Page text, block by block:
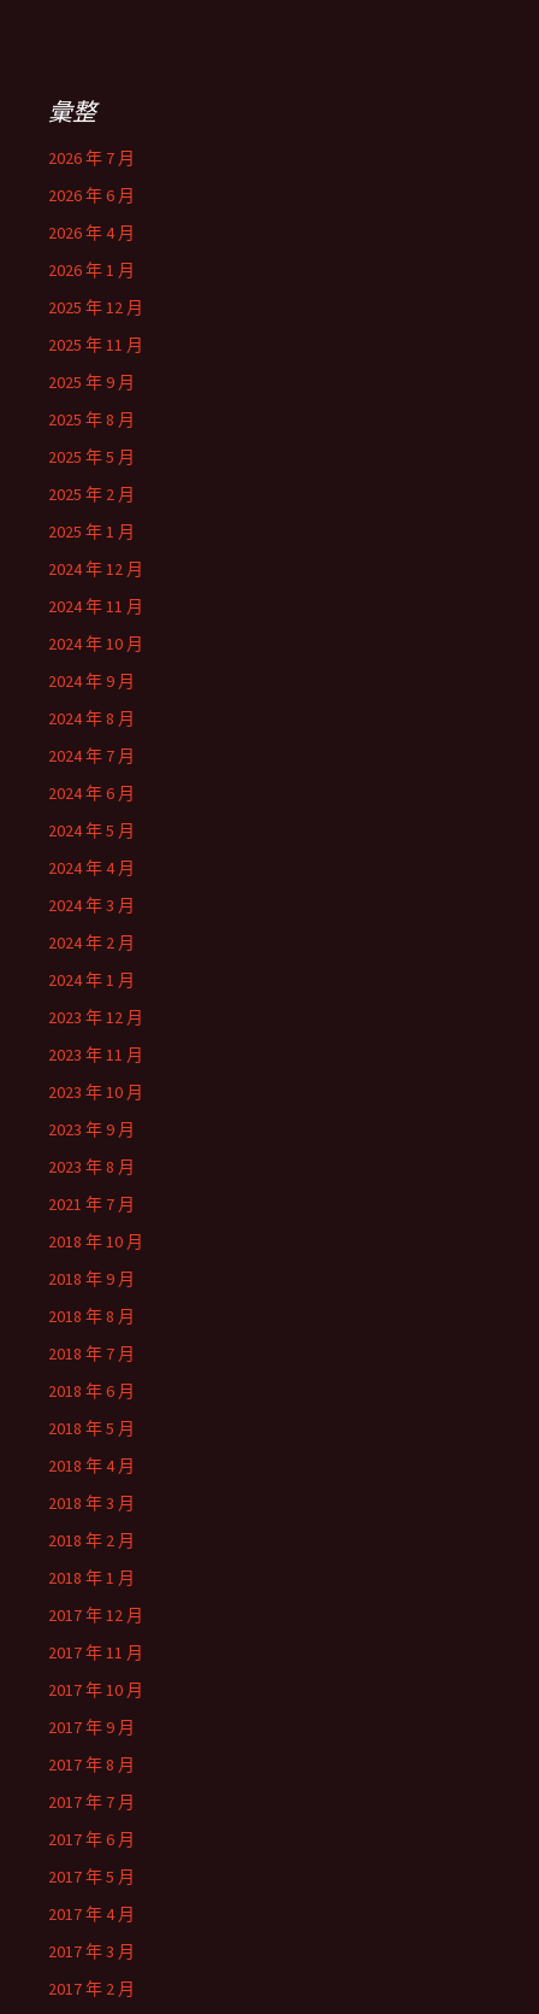
彙整
2026 年 7 月
2026 年 6 月
2026 年 4 月
2026 年 1 月
2025 年 12 月
2025 年 11 月
2025 年 9 月
2025 年 8 月
2025 年 5 月
2025 年 2 月
2025 年 1 月
2024 年 12 月
2024 年 11 月
2024 年 10 月
2024 年 9 月
2024 年 8 月
2024 年 7 月
2024 年 6 月
2024 年 5 月
2024 年 4 月
2024 年 3 月
2024 年 2 月
2024 年 1 月
2023 年 12 月
2023 年 11 月
2023 年 10 月
2023 年 9 月
2023 年 8 月
2021 年 7 月
2018 年 10 月
2018 年 9 月
2018 年 8 月
2018 年 7 月
2018 年 6 月
2018 年 5 月
2018 年 4 月
2018 年 3 月
2018 年 2 月
2018 年 1 月
2017 年 12 月
2017 年 11 月
2017 年 10 月
2017 年 9 月
2017 年 8 月
2017 年 7 月
2017 年 6 月
2017 年 5 月
2017 年 4 月
2017 年 3 月
2017 年 2 月